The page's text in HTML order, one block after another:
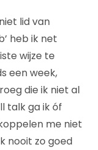
lid van
heb ik net
wijze te
een week,
die ik niet al
talk ga ik óf
me niet
nooit zo goed